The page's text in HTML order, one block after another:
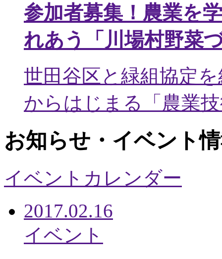
参加者募集！農業を
れあう「川場村野菜
世田谷区と緑組協定
からはじまる「農業
お知らせ・イベント
イベントカレンダー
2017.02.16
イベント